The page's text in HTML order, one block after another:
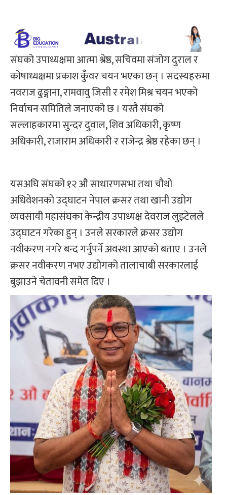
संघको उपाध्यक्षमा आत्मा श्रेष्ठ, सचिवमा संजोग दुराल र
कोषाध्यक्षमा प्रकाश कुँवर चयन भएका छन् । सदस्यहरुमा
नवराज ढुङ्गाना, रामवावु जिसी र रमेश मिश्र चयन भएको
निर्वाचन समितिले जनाएको छ । यस्तै संघको
सल्लाहकारमा सुन्दर दुवाल, शिव अधिकारी, कृष्ण
अधिकारी, राजाराम अधिकारी र राजेन्द्र श्रेष्ठ रहेका छन् ।
यसअघि संघको १२ औ साधारणसभा तथा चौथो
अधिवेशनको उद्घाटन नेपाल क्रसर तथा खानी उद्योग
व्यवसायी महासंघका केन्द्रीय उपाध्यक्ष देवराज लुइटेलले
उद्घाटन गरेका हुन् । उनले सरकारले क्रसर उद्योग
नवीकरण नगरे बन्द गर्नुपर्ने अवस्था आएको बताए । उनले
क्रसर नवीकरण नभए उद्योगको तालाचाबी सरकारलाई
बुझाउने चेतावनी समेत दिए ।